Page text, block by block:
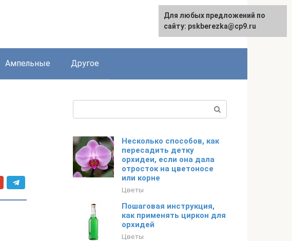
English
Ампельные Другое
Несколько способов, как
пересадить детку
орхидеи, если она дала
отросток на цветоносе
или корне
Цветы
Пошаговая инструкция,
как применять циркон для
орхидей
Цветы
Для любых предложений по
сайту: pskberezka@cp9.ru